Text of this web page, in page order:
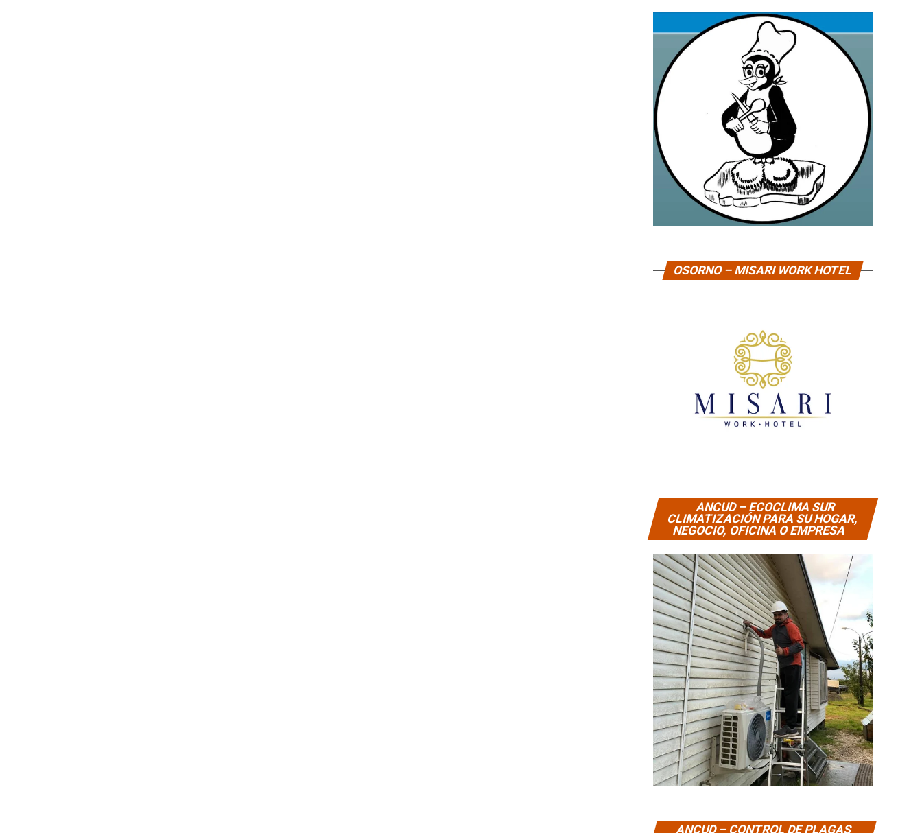
OSORNO – MISARI WORK HOTEL
ANCUD – ECOCLIMA SUR
CLIMATIZACIÓN PARA SU HOGAR,
NEGOCIO, OFICINA O EMPRESA
ANCUD – CONTROL DE PLAGAS